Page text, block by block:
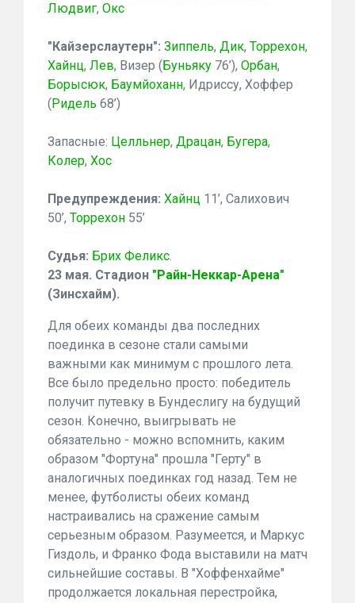
Людвиг, Окс
"Кайзерслаутерн": Зиппель, Дик, Торрехон,
Хайнц, Лев, Визер (Буньяку 76’), Орбан,
Борысюк, Баумйоханн, Идриссу, Хоффер
(Ридель 68’)
Запасные: Целльнер, Драцан, Бугера,
Колер, Хос
Предупреждения: Хайнц 11’, Салихович
50’, Торрехон 55’
Судья: Брих Феликс.
23 мая. Стадион "Райн-Неккар-Арена"
(Зинсхайм).
Для обеих команды два последних
поединка в сезоне стали самыми
важными как минимум с прошлого лета.
Все было предельно просто: победитель
получит путевку в Бундеслигу на будущий
сезон. Конечно, выигрывать не
обязательно - можно вспомнить, каким
образом "Фортуна" прошла "Герту" в
аналогичных поединках год назад. Тем не
менее, футболисты обеих команд
настраивались на сражение самым
серьезным образом. Разумеется, и Маркус
Гиздоль, и Франко Фода выставили на матч
сильнейшие составы. В "Хоффенхайме"
продолжается локальная перестройка,